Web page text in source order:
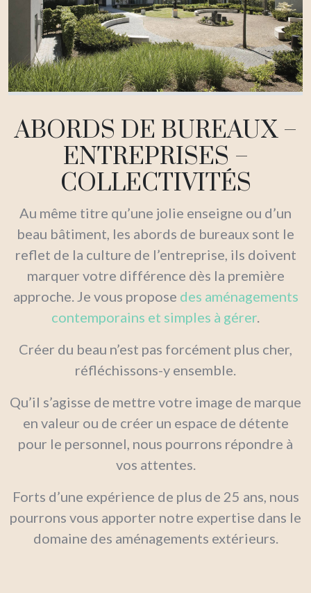
ABORDS DE BUREAUX –
ENTREPRISES –
COLLECTIVITÉS
Au même titre qu’une jolie enseigne ou d’un
beau bâtiment, les abords de bureaux sont le
reflet de la culture de l’entreprise, ils doivent
marquer votre différence dès la première
approche. Je vous propose des aménagements
contemporains et simples à gérer
Créer du beau n’est pas forcément plus cher,
réfléchissons-y ensemble.
Qu’il s’agisse de mettre votre image de marque
en valeur ou de créer un espace de détente
pour le personnel, nous pourrons répondre à
vos attentes.
Forts d’une expérience de plus de 25 ans, nous
pourrons vous apporter notre expertise dans le
domaine des aménagements extérieurs.